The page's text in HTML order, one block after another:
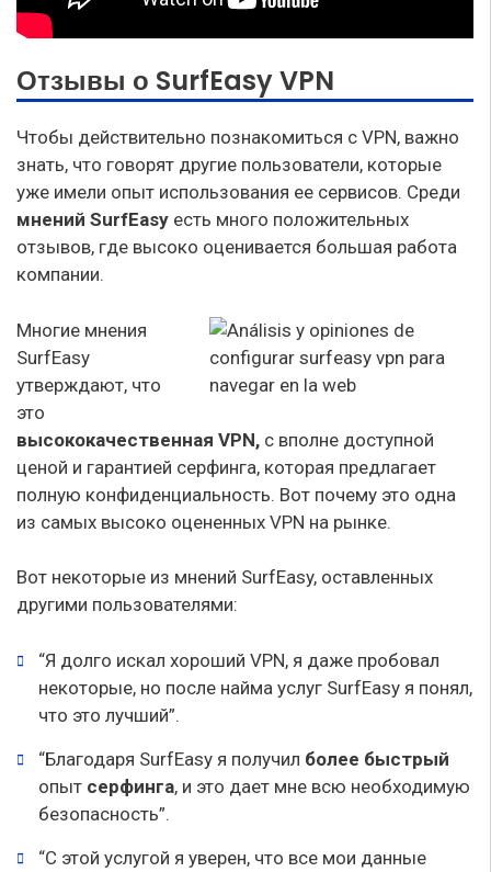
Отзывы о SurfEasy VPN
Чтобы действительно познакомиться с VPN, важно
знать, что говорят другие пользователи, которые
уже имели опыт использования ее сервисов. Среди
мнений SurfEasy есть много положительных
отзывов, где высоко оценивается большая работа
компании.
Многие мнения
SurfEasy
утверждают, что
это
высококачественная VPN, с вполне доступной
ценой и гарантией серфинга, которая предлагает
полную конфиденциальность. Вот почему это одна
из самых высоко оцененных VPN на рынке.
Вот некоторые из мнений SurfEasy, оставленных
другими пользователями:
“Я долго искал хороший VPN, я даже пробовал
некоторые, но после найма услуг SurfEasy я понял,
что это лучший”.
“Благодаря SurfEasy я получил более быстрый
опыт серфинга, и это дает мне всю необходимую
безопасность”.
“С этой услугой я уверен, что все мои данные